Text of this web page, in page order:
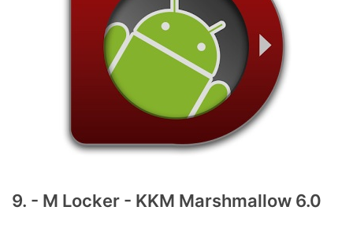
9. - M Locker - KKM Marshmallow 6.0